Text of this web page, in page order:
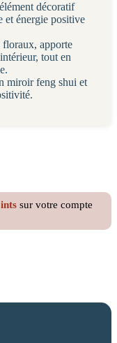
décoratif
et énergie positive
apporte
tout en
miroir feng shui et
sur votre compte